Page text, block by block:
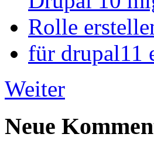
Rolle
für drupal11
Weiter
Neue